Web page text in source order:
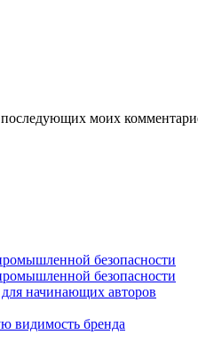
последующих моих
безопасности
безопасности
начинающих авторов
видимость бренда